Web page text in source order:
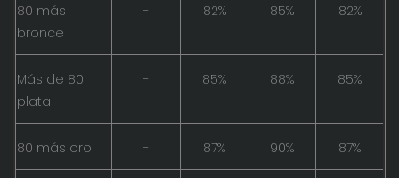
80 más
bronce
- 82% 85% 82%
Más de 80
plata
- 85% 88% 85%
80 más oro - 87% 90% 87%